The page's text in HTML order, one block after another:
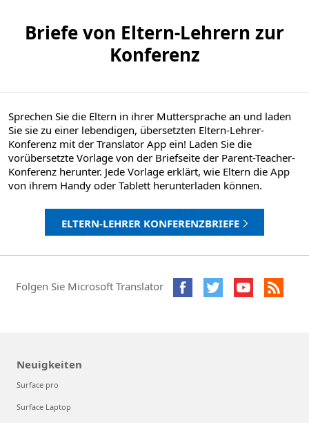
Briefe von Eltern-Lehrern zur
Konferenz
Sprechen Sie die Eltern in ihrer Muttersprache an und laden
Sie sie zu einer lebendigen, übersetzten Eltern-Lehrer-
Konferenz mit der Translator App ein! Laden Sie die
vorübersetzte Vorlage von der Briefseite der Parent-Teacher-
Konferenz herunter. Jede Vorlage erklärt, wie Eltern die App
von ihrem Handy oder Tablett herunterladen können.
ELTERN-LEHRER KONFERENZBRIEFE
Folgen Sie Microsoft Translator
Neuigkeiten
Surface pro
Surface Laptop